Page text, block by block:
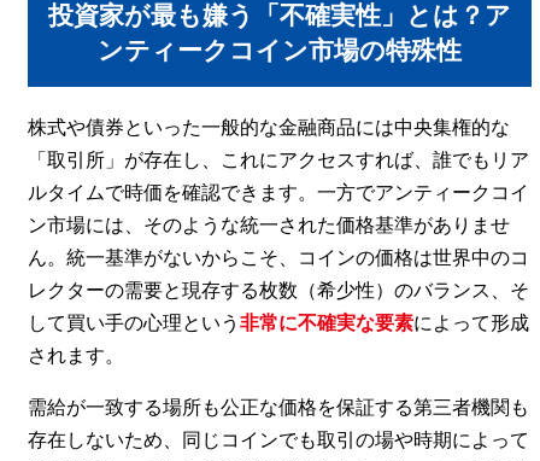
投資家が最も嫌う「不確実性」とは？ア
ンティークコイン市場の特殊性
株式や債券といった一般的な金融商品には中央集権的な
「取引所」が存在し、これにアクセスすれば、誰でもリア
ルタイムで時価を確認できます。一方でアンティークコイ
ン市場には、そのような統一された価格基準がありませ
ん。統一基準がないからこそ、コインの価格は世界中のコ
レクターの需要と現存する枚数（希少性）のバランス、そ
して買い手の心理という 非常に不確実な要素によって形成
されます。
需給が一致する場所も公正な価格を保証する第三者機関も
存在しないため、同じコインでも取引の場や時期によって